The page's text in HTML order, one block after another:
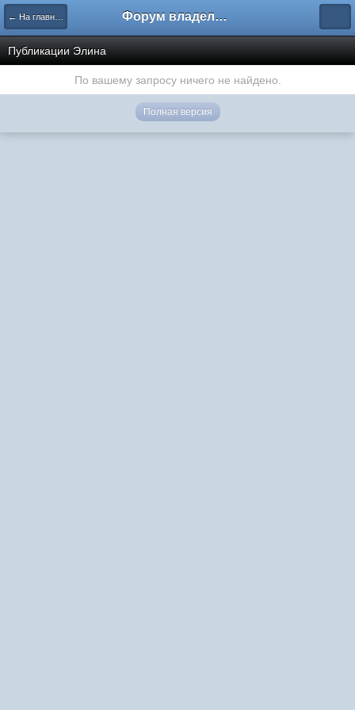
← На главную Форум владельцев интернет-магазинов
Публикации Элина
По вашему запросу ничего не найдено.
Полная версия